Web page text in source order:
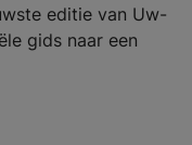
editie van Uw-
gids naar een